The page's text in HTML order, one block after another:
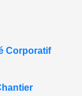
Corporatif